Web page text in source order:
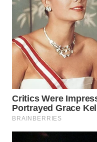
Wahana
Group
WAHANA
NEWS
WAHANA
TANI
WAHANA